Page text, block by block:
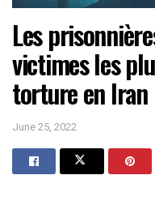
Les
victimes les
torture en Iran
June 25, 2022